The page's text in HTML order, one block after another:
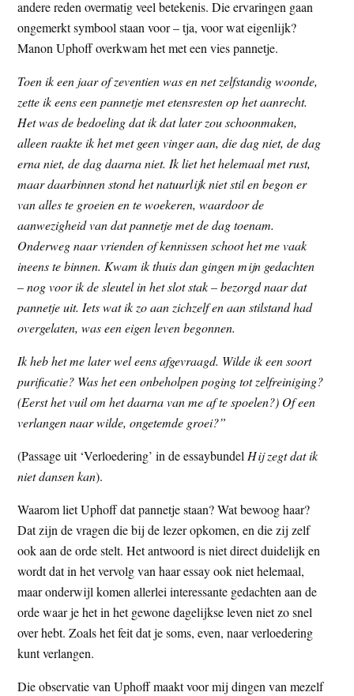
andere reden overmatig veel betekenis. Die ervaringen gaan
ongemerkt symbool staan voor – tja, voor wat eigenlijk?
Manon Uphoff overkwam het met een vies pannetje.
Toen ik een jaar of zeventien was en net zelfstandig woonde,
zette ik eens een pannetje met etensresten op het aanrecht.
Het was de bedoeling dat ik dat later zou schoonmaken,
alleen raakte ik het met geen vinger aan, die dag niet, de dag
erna niet, de dag daarna niet. Ik liet het helemaal met rust,
maar daarbinnen stond het natuurlijk niet stil en begon er
van alles te groeien en te woekeren, waardoor de
aanwezigheid van dat pannetje met de dag toenam.
Onderweg naar vrienden of kennissen schoot het me vaak
ineens te binnen. Kwam ik thuis dan gingen mijn gedachten
– nog voor ik de sleutel in het slot stak – bezorgd naar dat
pannetje uit. Iets wat ik zo aan zichzelf en aan stilstand had
overgelaten, was een eigen leven begonnen.
Ik heb het me later wel eens afgevraagd. Wilde ik een soort
purificatie? Was het een onbeholpen poging tot zelfreiniging?
(Eerst het vuil om het daarna van me af te spoelen?) Of een
verlangen naar wilde, ongetemde groei?”
(Passage uit ‘Verloedering’ in de essaybundel Hij zegt dat ik
niet dansen kan).
Waarom liet Uphoff dat pannetje staan? Wat bewoog haar?
Dat zijn de vragen die bij de lezer opkomen, en die zij zelf
ook aan de orde stelt. Het antwoord is niet direct duidelijk en
wordt dat in het vervolg van haar essay ook niet helemaal,
maar onderwijl komen allerlei interessante gedachten aan de
orde waar je het in het gewone dagelijkse leven niet zo snel
over hebt. Zoals het feit dat je soms, even, naar verloedering
kunt verlangen.
Die observatie van Uphoff maakt voor mij dingen van mezelf